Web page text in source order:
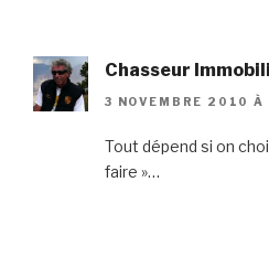
Chasseur
3 NOVEMBRE 2010 À
Tout dépend si on
faire »…